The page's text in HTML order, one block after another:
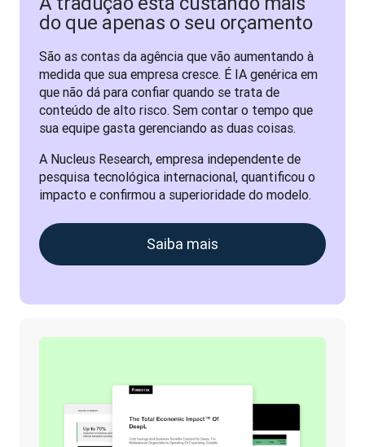
do que apenas o seu orçamento
São as contas da agência que vão aumentando à
medida que sua empresa cresce. É IA genérica em
que não dá para confiar quando se trata de
conteúdo de alto risco. Sem contar o tempo que
sua equipe gasta gerenciando as duas coisas.
A Nucleus Research, empresa independente de
pesquisa tecnológica internacional, quantificou o
impacto e confirmou a superioridade do modelo.
Saiba mais